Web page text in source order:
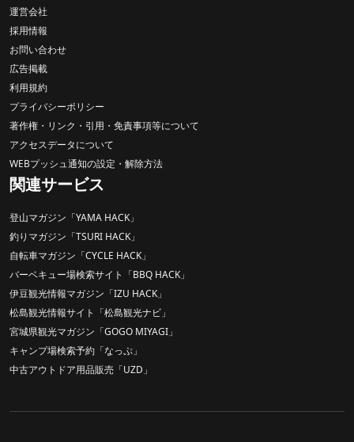
運営会社
採用情報
お問い合わせ
広告掲載
利用規約
プライバシーポリシー
著作権・リンク・引用・免責事項等について
アクセスデータについて
WEBプッシュ通知の設定・解除方法
関連サービス
登山マガジン「YAMA HACK」
釣りマガジン「TSURI HACK」
自転車マガジン「CYCLE HACK」
バーベキュー場検索サイト「BBQ HACK」
伊豆観光情報マガジン「IZU HACK」
松島観光情報サイト「松島観光ナビ」
宮城県観光マガジン「GOGO MIYAGI」
キャンプ場検索予約「なっぷ」
中古アウトドア用品販売「UZD」